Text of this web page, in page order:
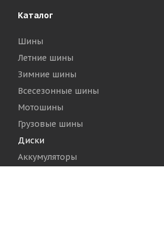
Каталог
Шины
Летние шины
Зимние шины
Всесезонные шины
Мотошины
Грузовые шины
Диски
Аккумуляторы